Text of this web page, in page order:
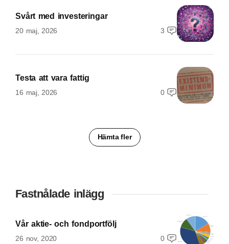
Svårt med investeringar
20 maj, 2026 3
Testa att vara fattig
16 maj, 2026 0
Hämta fler
Fastnålade inlägg
Vår aktie- och fondportfölj
26 nov, 2020 0